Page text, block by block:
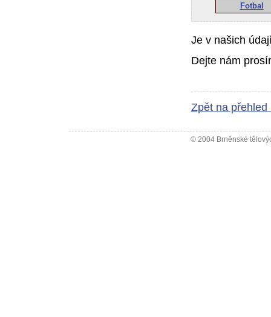
Fotbal
Je v našich
Dejte nám
Zpět na přehled
© 2004 Brněnské